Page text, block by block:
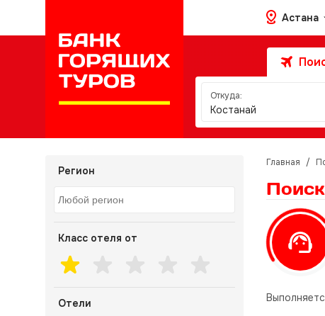
Астана
Откуда:
Костанай
Регион
Класс отеля от
Отели
Главная /